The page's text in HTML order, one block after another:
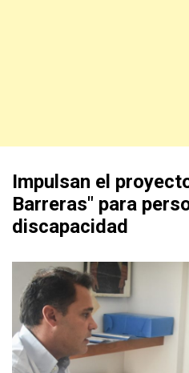
Impulsan el
Barreras" para
discapacidad